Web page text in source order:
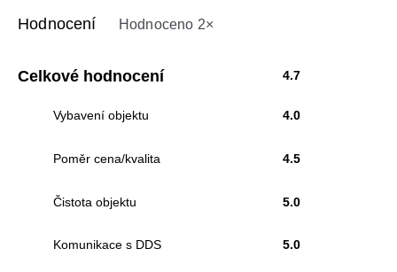
Hodnocení Hodnoceno 2×
Celkové hodnocení 4.7
Vybavení objektu 4.0
Poměr cena/kvalita 4.5
Čistota objektu 5.0
Komunikace s DDS 5.0